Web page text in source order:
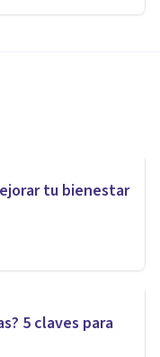
tu bienestar
5 claves para